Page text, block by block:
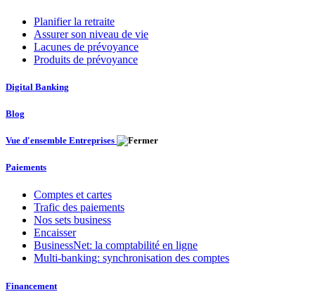
Planifier la retraite
Assurer son niveau de vie
Lacunes de prévoyance
Produits de prévoyance
Digital Banking
Blog
Vue d'ensemble Entreprises
Paiements
Comptes et cartes
Trafic des paiements
Nos sets business
Encaisser
BusinessNet: la comptabilité en ligne
Multi-banking: synchronisation des comptes
Financement